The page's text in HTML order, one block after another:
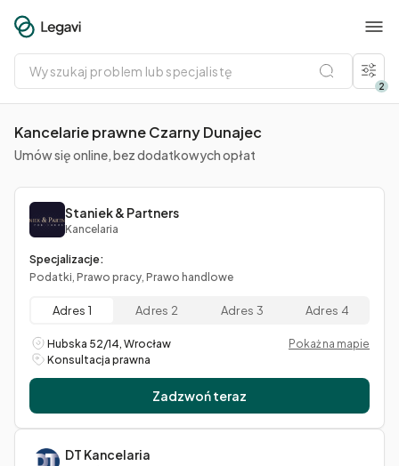
Wyszukaj
problem
lub
specjalistę
2
Kancelarie prawne Czarny Dunajec
Umów się online, bez dodatkowych opłat
Staniek & Partners
Kancelaria
Specjalizacje:
Podatki, Prawo pracy, Prawo handlowe
Adres 1 Adres 2 Adres 3 Adres 4
Hubska 52/14, Wrocław
Pokaż na mapie
Konsultacja prawna
Zadzwoń teraz
DT Kancelaria